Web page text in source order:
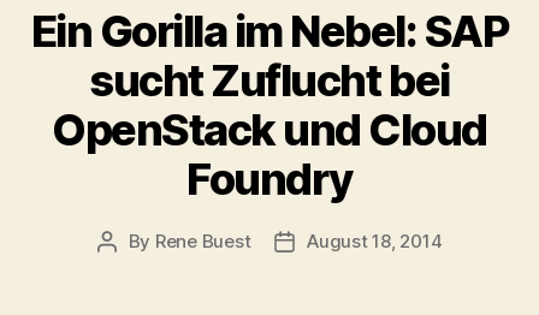
Ein Gorilla im Nebel: SAP
sucht Zuflucht bei
OpenStack und Cloud
Foundry
Post
By Rene Buest
PostAugust 18, 2014